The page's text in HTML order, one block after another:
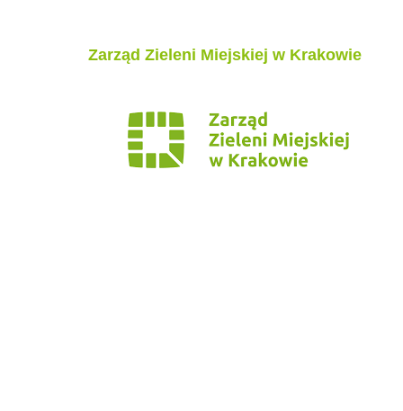
Zarząd Zieleni Miejskiej w Krakowie